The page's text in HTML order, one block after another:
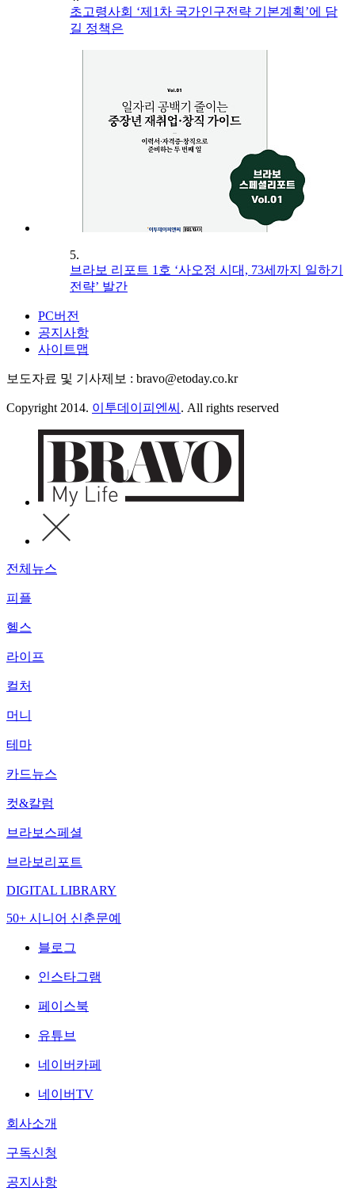
초고령사회 ‘제1차 국가인구전략 기본계획’에 담
길 정책은
5.
브라보 리포트 1호 ‘사오정 시대, 73세까지 일하기
전략’ 발간
PC버전
공지사항
사이트맵
보도자료 및 기사제보 : bravo@etoday.co.kr
Copyright 2014. 이투데이피엔씨 . All rights reserved
전체뉴스
피플
헬스
라이프
컬처
머니
테마
카드뉴스
컷&칼럼
브라보스페셜
브라보리포트
DIGITAL LIBRARY
50+ 시니어 신춘문예
블로그
인스타그램
페이스북
유튜브
네이버카페
네이버TV
회사소개
구독신청
공지사항